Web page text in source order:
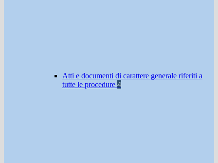
Atti e documenti di carattere generale riferiti a
tutte le procedure 4